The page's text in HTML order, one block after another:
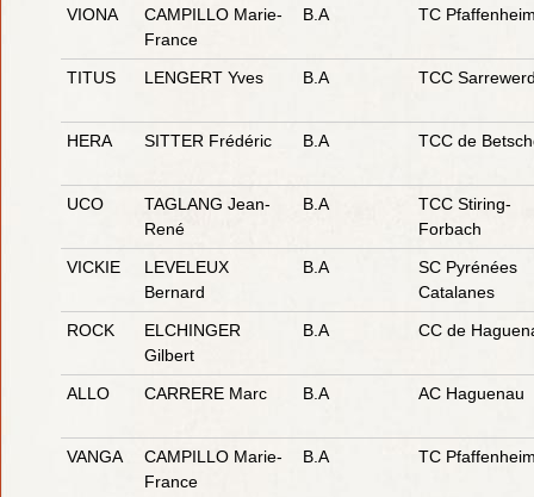
VIONA
CAMPILLO Marie-
France
B.A TC
TITUS LENGERT Yves B.A TCC
HERA SITTER Frédéric B.A TCC de
UCO
TAGLANG Jean-
René
B.A
TCC Stiring-
Forbach
VICKIE
LEVELEUX
Bernard
B.A
SC Pyrénées
Catalanes
ROCK
ELCHINGER
Gilbert
B.A CC de
ALLO CARRERE Marc B.A AC Haguenau
VANGA
CAMPILLO Marie-
France
B.A TC